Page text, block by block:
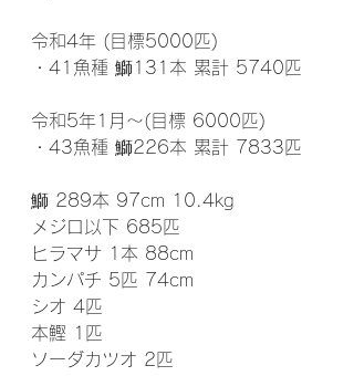
令和4年 (目標5000匹)
・41魚種 鰤131本 累計 5740匹
令和5年1月～(目標 6000匹)
・43魚種 鰤226本 累計 7833匹
鰤 289本 97cm 10.4kg
メジロ以下 685匹
ヒラマサ 1本 88cm
カンパチ 5匹 74cm
シオ 4匹
本鰹 1匹
ソーダカツオ 2匹